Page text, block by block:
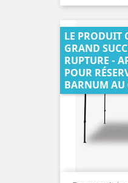
LE PRODUIT
GRAND
RUPTURE -
POUR
BARNUM AU